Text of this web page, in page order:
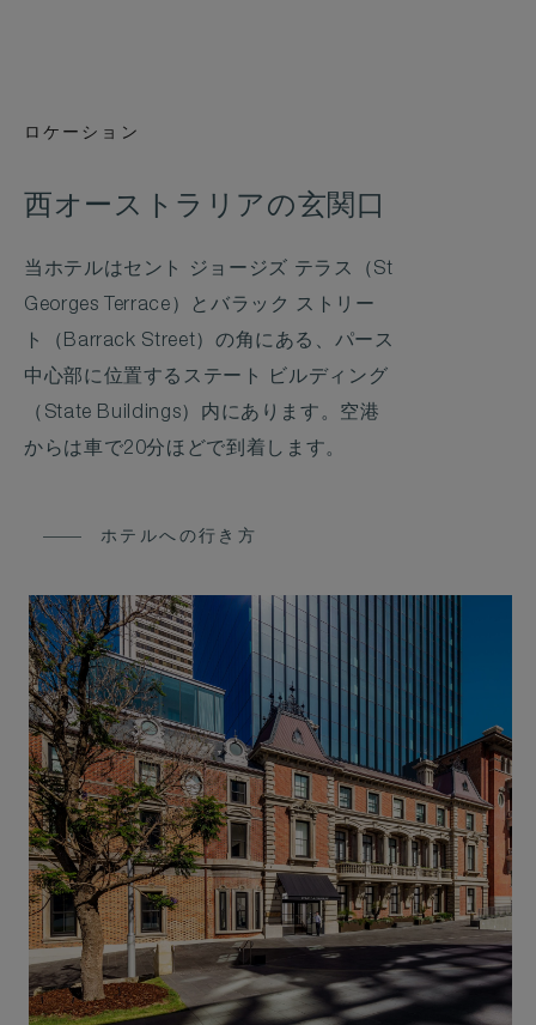
ロケーション
西オーストラリアの玄関口
当ホテルはセント ジョージズ テラス（St
Georges Terrace）とバラック ストリー
ト（Barrack Street）の角にある、パース
中心部に位置するステート ビルディング
（State Buildings）内にあります。空港
からは車で20分ほどで到着します。
ホテルへの行き方